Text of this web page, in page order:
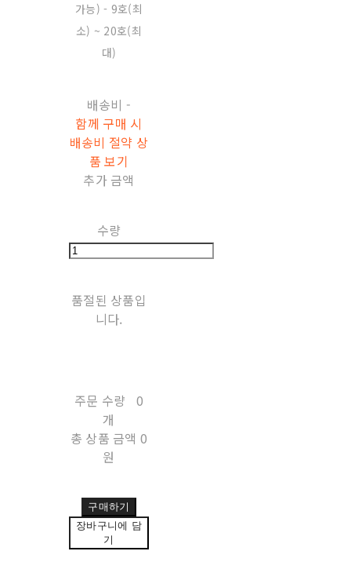
가능) - 9호(최
소) ~ 20호(최
대)
배송비 -
함께 구매 시
배송비 절약 상
품 보기
추가 금액
수량
품절된 상품입
니다.
주문 수량
0
개
총 상품 금액 0
원
구매하기
장바구니에 담
기